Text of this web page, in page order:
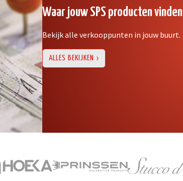
Waar jouw SPS producten vinden
Bekijk alle verkooppunten in jouw buurt.
ALLES BEKIJKEN